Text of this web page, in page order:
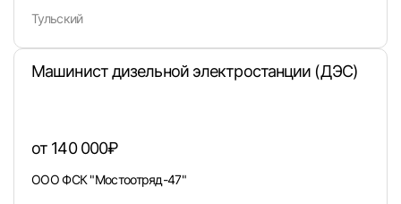
или любым удобным способом
Тульский
Машинист дизельной электростанции (ДЭС)
от 140 000₽
ООО ФСК "Мостоотряд-47"